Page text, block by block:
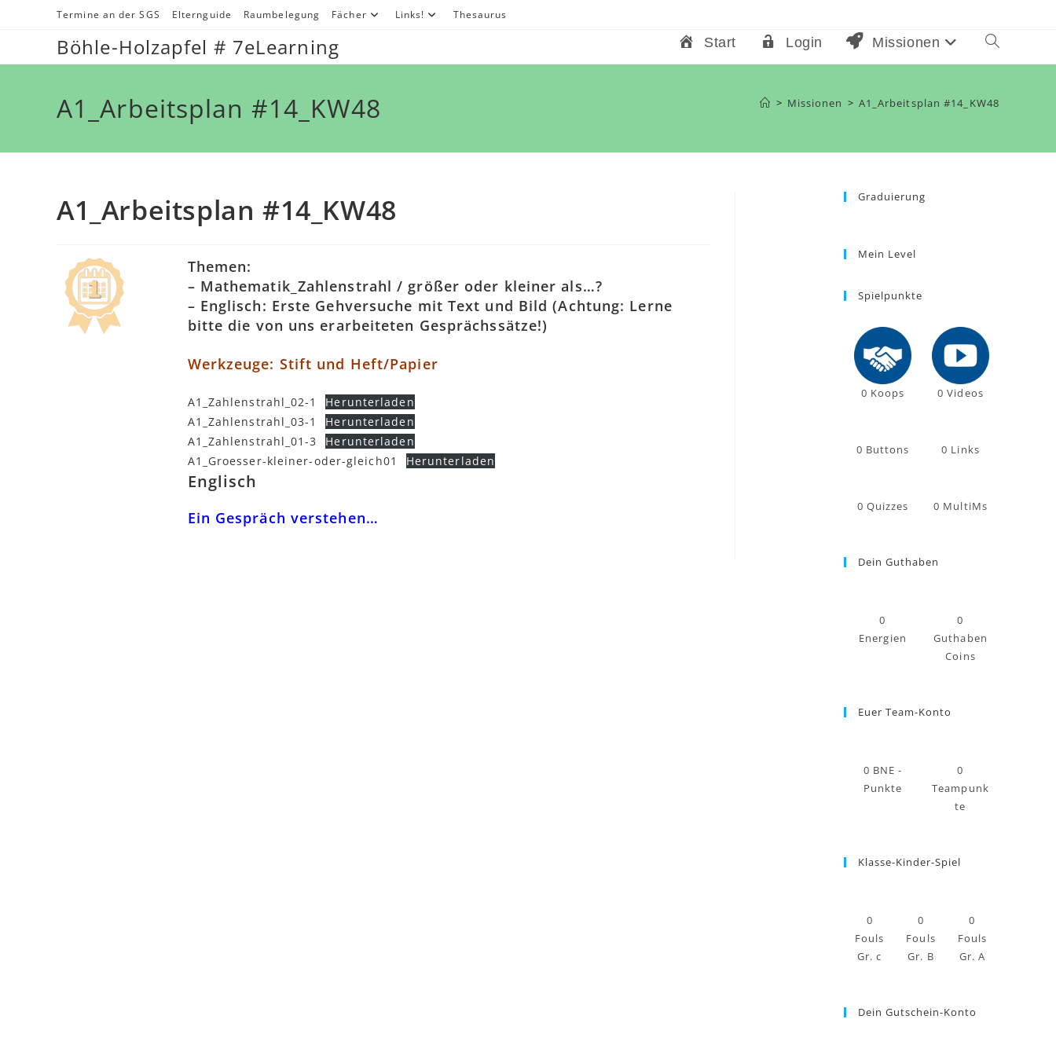
Termine an der SGS Elternguide Raumbelegung Fächer Links! Thesaurus
Böhle-Holzapfel # 7eLearning Start Login Missionen
Website-
Suche
A1_Arbeitsplan #14_KW48 > Missionen > A1_Arbeitsplan #14_KW48
A1_Arbeitsplan #14_KW48
Themen:
– Mathematik_Zahlenstrahl / größer oder kleiner als…?
– Englisch: Erste Gehversuche mit Text und Bild (Achtung: Lerne
bitte die von uns erarbeiteten Gesprächssätze!)
Werkzeuge: Stift und Heft/Papier
A1_Zahlenstrahl_02-1
Herunterladen
A1_Zahlenstrahl_03-1
Herunterladen
A1_Zahlenstrahl_01-3
Herunterladen
A1_Groesser-kleiner-oder-gleich01
Herunterladen
Englisch
Ein Gespräch verstehen…
Graduierung
Mein Level
Spielpunkte
0 Koops 0 Videos
0 Buttons 0 Links
0 Quizzes 0 MultiMs
Dein Guthaben
0
Energien
0
Guthaben
Coins
Euer Team-Konto
0 BNE -
Punkte
0
Teampunk
te
Klasse-Kinder-Spiel
0
Fouls
Gr. c
0
Fouls
Gr. B
0
Fouls
Gr. A
Dein Gutschein-Konto